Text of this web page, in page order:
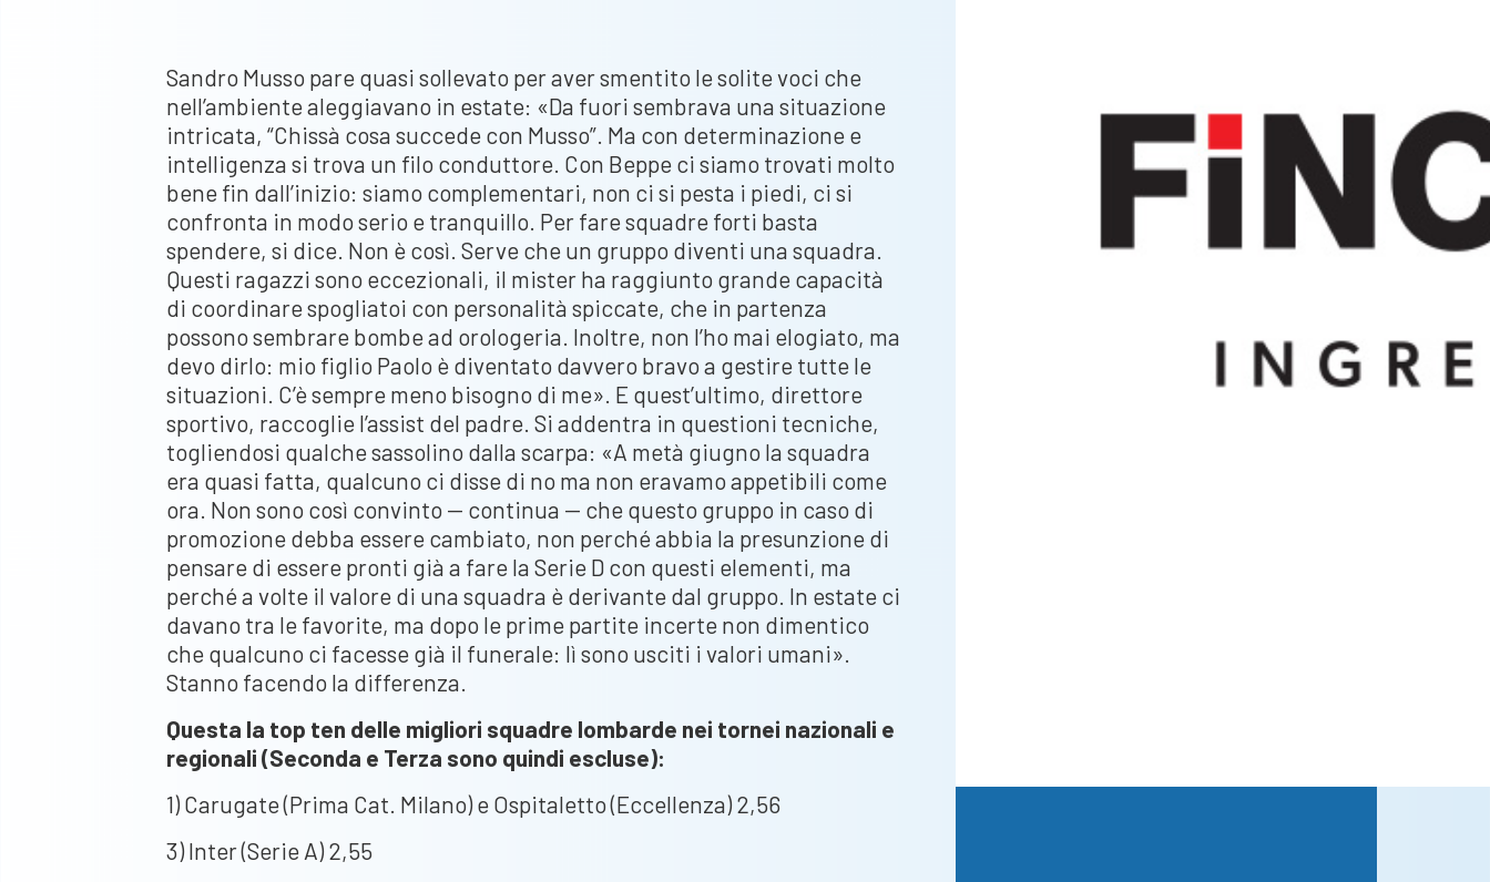
Sandro Musso pare quasi sollevato per aver smentito le solite voci che
nell’ambiente aleggiavano in estate: «Da fuori sembrava una situazione
intricata, “Chissà cosa succede con Musso”. Ma con determinazione e
intelligenza si trova un filo conduttore. Con Beppe ci siamo trovati molto
bene fin dall’inizio: siamo complementari, non ci si pesta i piedi, ci si
confronta in modo serio e tranquillo. Per fare squadre forti basta
spendere, si dice. Non è così. Serve che un gruppo diventi una squadra.
Questi ragazzi sono eccezionali, il mister ha raggiunto grande capacità
di coordinare spogliatoi con personalità spiccate, che in partenza
possono sembrare bombe ad orologeria. Inoltre, non l’ho mai elogiato, ma
devo dirlo: mio figlio Paolo è diventato davvero bravo a gestire tutte le
situazioni. C’è sempre meno bisogno di me». E quest’ultimo, direttore
sportivo, raccoglie l’assist del padre. Si addentra in questioni tecniche,
togliendosi qualche sassolino dalla scarpa: «A metà giugno la squadra
era quasi fatta, qualcuno ci disse di no ma non eravamo appetibili come
ora. Non sono così convinto — continua — che questo gruppo in caso di
promozione debba essere cambiato, non perché abbia la presunzione di
pensare di essere pronti già a fare la Serie D con questi elementi, ma
perché a volte il valore di una squadra è derivante dal gruppo. In estate ci
davano tra le favorite, ma dopo le prime partite incerte non dimentico
che qualcuno ci facesse già il funerale: lì sono usciti i valori umani».
Stanno facendo la differenza.
Questa la top ten delle migliori squadre lombarde nei tornei nazionali e
regionali (Seconda e Terza sono quindi escluse):
1) Carugate (Prima Cat. Milano) e Ospitaletto (Eccellenza) 2,56
3) Inter (Serie A) 2,55